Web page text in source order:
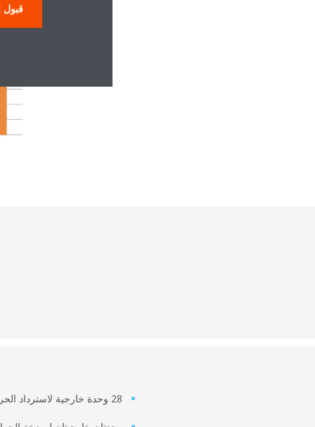
28 وحدة خارجية لاسترداد الحرارة VRV
قبول